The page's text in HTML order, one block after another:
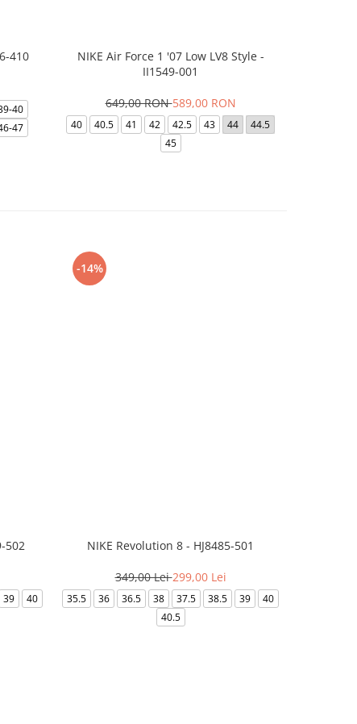
410
40
47
NIKE Air Force 1 '07 Low LV8 Style -
II1549-001
649,00 RON589,00 RON
40 40.5 41 42 42.5 43 44
44.5
45
502
39
40
-14%
NIKE Revolution 8 - HJ8485-501
349,00 Lei299,00 Lei
35.5 36 36.5 38 37.5 38.5 39
40
40.5